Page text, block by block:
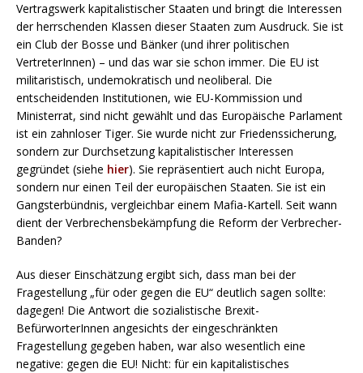
Vertragswerk kapitalistischer Staaten und bringt die Interessen
der herrschenden Klassen dieser Staaten zum Ausdruck. Sie ist
ein Club der Bosse und Bänker (und ihrer politischen
VertreterInnen) – und das war sie schon immer. Die EU ist
militaristisch, undemokratisch und neoliberal. Die
entscheidenden Institutionen, wie EU-Kommission und
Ministerrat, sind nicht gewählt und das Europäische Parlament
ist ein zahnloser Tiger. Sie wurde nicht zur Friedenssicherung,
sondern zur Durchsetzung kapitalistischer Interessen
gegründet (siehe hier). Sie repräsentiert auch nicht Europa,
sondern nur einen Teil der europäischen Staaten. Sie ist ein
Gangsterbündnis, vergleichbar einem Mafia-Kartell. Seit wann
dient der Verbrechensbekämpfung die Reform der Verbrecher-
Banden?
Aus dieser Einschätzung ergibt sich, dass man bei der
Fragestellung „für oder gegen die EU“ deutlich sagen sollte:
dagegen! Die Antwort die sozialistische Brexit-
BefürworterInnen angesichts der eingeschränkten
Fragestellung gegeben haben, war also wesentlich eine
negative: gegen die EU! Nicht: für ein kapitalistisches